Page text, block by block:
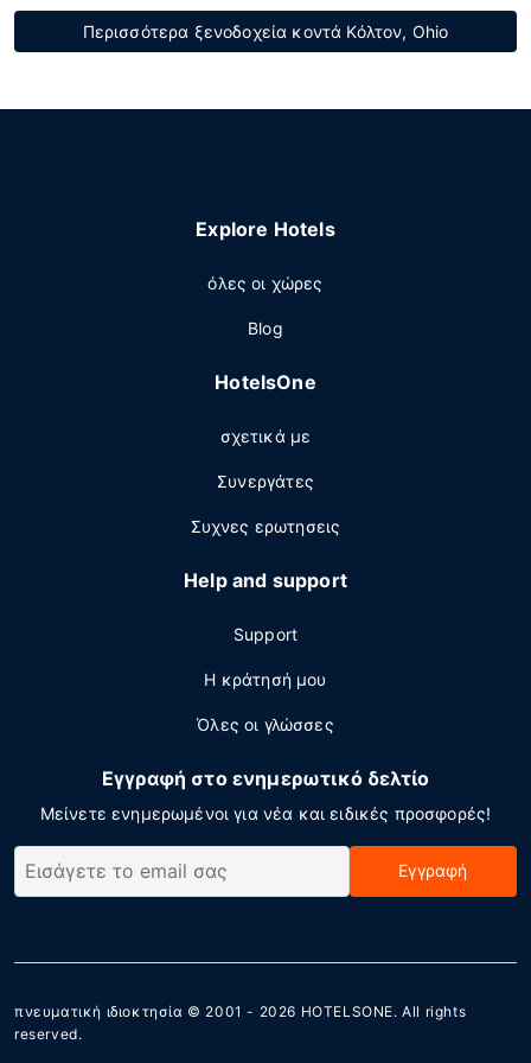
Περισσότερα ξενοδοχεία κοντά Κόλτον, Ohio
Explore Hotels
όλες οι χώρες
Blog
HotelsOne
σχετικά με
Συνεργάτες
Συχνες ερωτησεις
Help and support
Support
Η κράτησή μου
Όλες οι γλώσσες
Εγγραφή στο ενημερωτικό δελτίο
Μείνετε ενημερωμένοι για νέα και ειδικές προσφορές!
Εγγραφή
πνευματική ιδιοκτησία © 2001 - 2026 HOTELSONE. All rights
reserved.